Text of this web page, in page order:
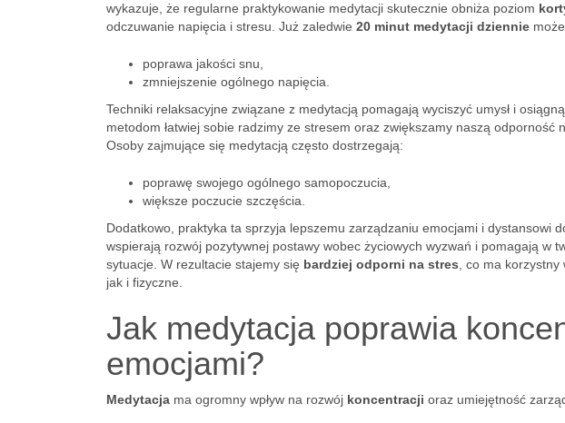
wykazuje, że regularne praktykowanie medytacji skutecznie obniża poziom
odczuwanie napięcia i stresu. Już zaledwie 20 minut medytacji dziennie
poprawa jakości snu,
zmniejszenie ogólnego napięcia.
Techniki relaksacyjne związane z medytacją pomagają wyciszyć umysł i
metodom łatwiej sobie radzimy ze stresem oraz zwiększamy naszą odporność
Osoby zajmujące się medytacją często dostrzegają:
poprawę swojego ogólnego samopoczucia,
większe poczucie szczęścia.
Dodatkowo, praktyka ta sprzyja lepszemu zarządzaniu emocjami i dystansowi
wspierają rozwój pozytywnej postawy wobec życiowych wyzwań i pomagają w
sytuacje. W rezultacie stajemy się bardziej odporni na stres , co ma
jak i fizyczne.
Jak medytacja poprawia
emocjami?
Medytacja ma ogromny wpływ na rozwój koncentracji oraz umiejętność